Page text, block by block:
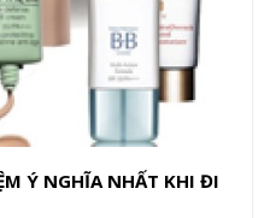
Ý NGHĨA NHẤT KHI ĐI